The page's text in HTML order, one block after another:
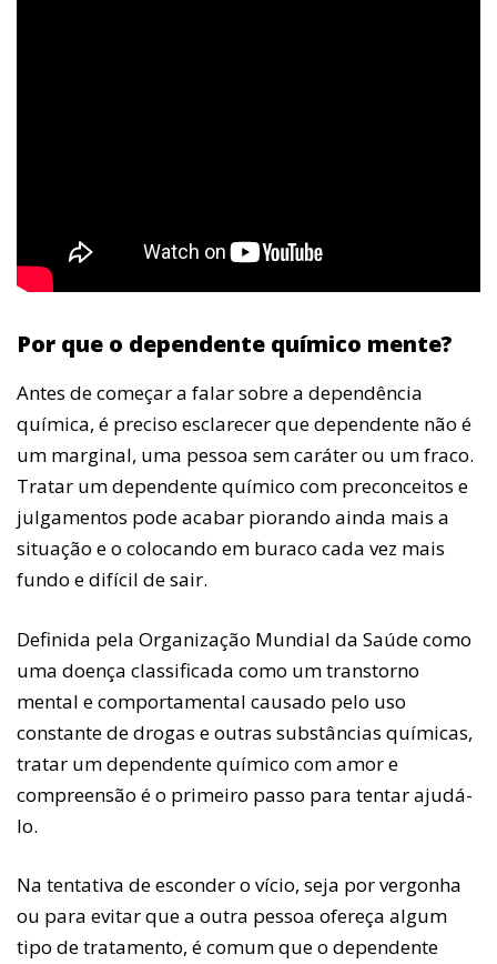
Por que o dependente químico mente?
Antes de começar a falar sobre a dependência
química, é preciso esclarecer que dependente não é
um marginal, uma pessoa sem caráter ou um fraco.
Tratar um dependente químico com preconceitos e
julgamentos pode acabar piorando ainda mais a
situação e o colocando em buraco cada vez mais
fundo e difícil de sair.
Definida pela Organização Mundial da Saúde como
uma doença classificada como um transtorno
mental e comportamental causado pelo uso
constante de drogas e outras substâncias químicas,
tratar um dependente químico com amor e
compreensão é o primeiro passo para tentar ajudá-
lo.
Na tentativa de esconder o vício, seja por vergonha
ou para evitar que a outra pessoa ofereça algum
tipo de tratamento, é comum que o dependente